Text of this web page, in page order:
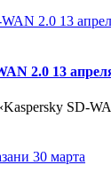
2.0 13
SD-